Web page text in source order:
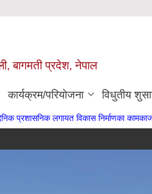
बागमती प्रदेश, नेपाल
कार्यक्रम/परियोजना विधुतीय
विकास निर्माणका कामकाज बारे कुनै